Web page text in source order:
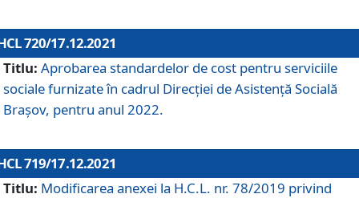
720/17.12.2021
Titlu: Aprobarea standardelor de cost pentru serviciile
sociale furnizate în cadrul Direcției de Asistență Socială
Brașov, pentru anul 2022.
719/17.12.2021
Titlu: Modificarea anexei la H.C.L. nr. 78/2019 privind